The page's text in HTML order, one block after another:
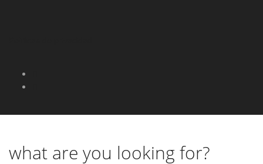
what are you looking for?